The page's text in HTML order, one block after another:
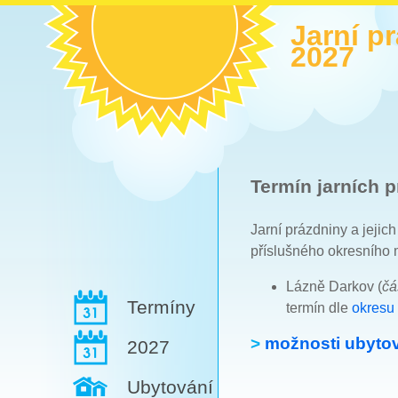
Jarní
2027
Termíny
2027
Ubytování
Termín jarních
Jarní prázdniny a
příslušného okresního
Lázně Darkov (
termín dle okresu
> možnosti